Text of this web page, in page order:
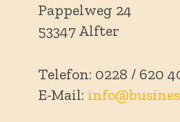
Pappelweg 24
53347 Alfter
Telefon: 0228 / 620
E-Mail: